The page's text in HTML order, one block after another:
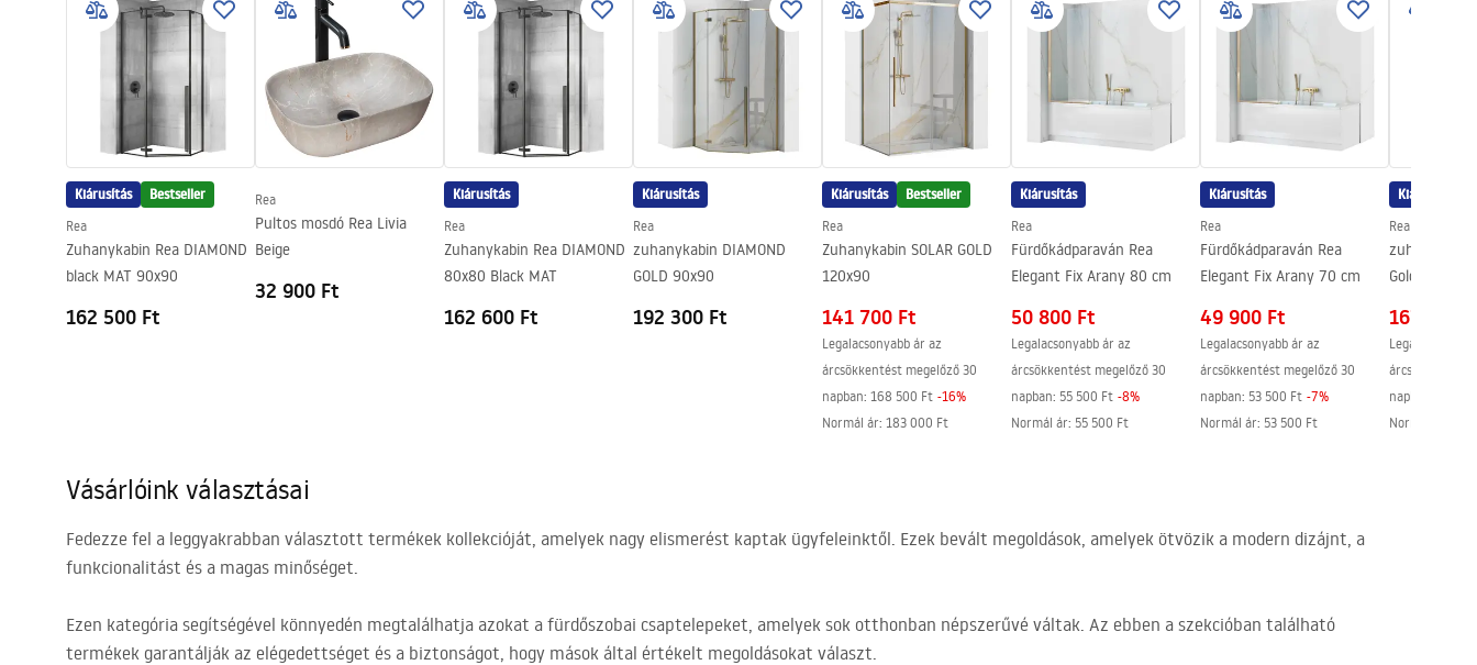
Kiárusítás Bestseller
Rea
Zuhanykabin Rea DIAMOND
black MAT 90x90
162 500 Ft
Rea
Pultos mosdó Rea Livia
Beige
32 900 Ft
Kiárusítás
Rea
Zuhanykabin Rea DIAMOND
80x80 Black MAT
162 600 Ft
Kiárusítás
Rea
zuhanykabin DIAMOND
GOLD 90x90
192 300 Ft
Kiárusítás Bestseller
Rea
Zuhanykabin SOLAR GOLD
120x90
141 700 Ft
Legalacsonyabb ár az
árcsökkentést megelőző 30
napban: 168 500 Ft -16%
Normál ár: 183 000 Ft
Kiárusítás
Rea
Fürdőkádparaván Rea
Elegant Fix Arany 80 cm
50 800 Ft
Legalacsonyabb ár az
árcsökkentést megelőző 30
napban: 55 500 Ft -8%
Normál ár: 55 500 Ft
Kiárusítás
Rea
Fürdőkádparaván Rea
Elegant Fix Arany 70 cm
49 900 Ft
Legalacsonyabb ár az
árcsökkentést megelőző 30
napban: 53 500 Ft -7%
Normál ár: 53 500 Ft
Kiárusítás
Rea
Gold
167 800
árcsökkentést
napban:
Normál ár
Vásárlóink választásai
Fedezze fel a leggyakrabban választott termékek kollekcióját, amelyek nagy elismerést kaptak ügyfeleinktől. Ezek bevált megoldások, amelyek ötvözik a modern dizájnt, a
funkcionalitást és a magas minőséget.
Ezen kategória segítségével könnyedén megtalálhatja azokat a fürdőszobai csaptelepeket, amelyek sok otthonban népszerűvé váltak. Az ebben a szekcióban található
termékek garantálják az elégedettséget és a biztonságot, hogy mások által értékelt megoldásokat választ.